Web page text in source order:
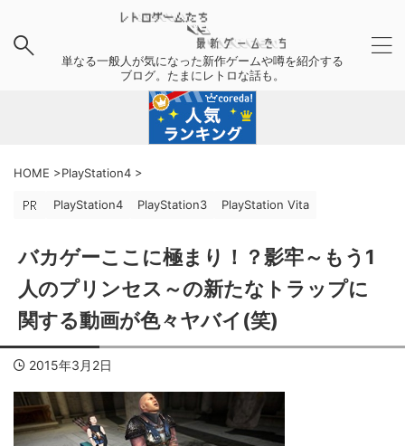
単なる一般人が気になった新作ゲームや噂を紹介する
ブログ。たまにレトロな話も。
HOME >PlayStation4 >
PlayStation4 PlayStation3 PlayStation Vita
バカゲーここに極まり！？影牢～もう1
人のプリンセス～の新たなトラップに
関する動画が色々ヤバイ(笑)
2015年3月2日